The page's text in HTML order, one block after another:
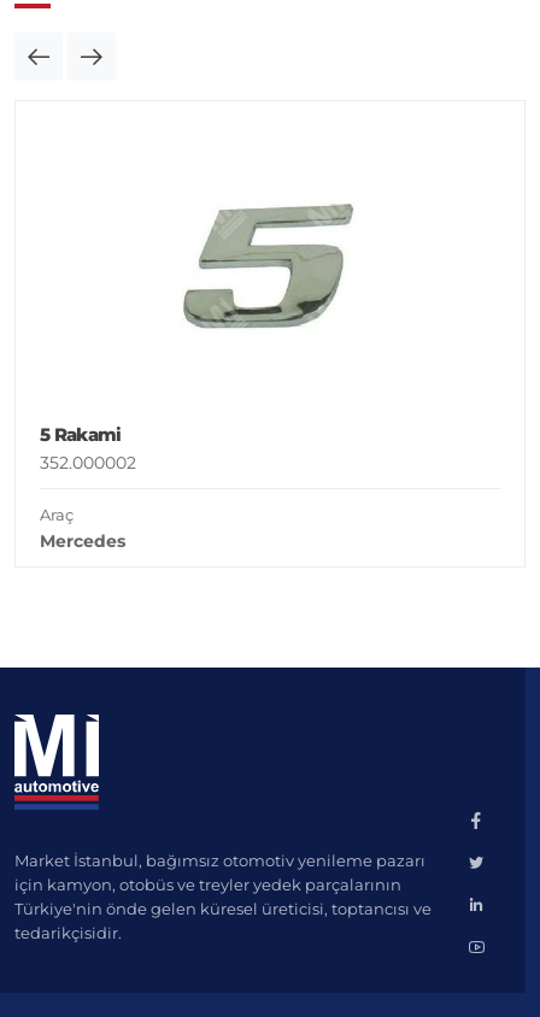
5 Rakami
352.000002
Araç
Mercedes
Market İstanbul, bağımsız otomotiv yenileme pazarı
için kamyon, otobüs ve treyler yedek parçalarının
Türkiye'nin önde gelen küresel üreticisi, toptancısı ve
tedarikçisidir.